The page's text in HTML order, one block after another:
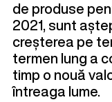
de produse
2021, sunt
creșterea pe
termen lung a
timp o nouă
întreaga lume.